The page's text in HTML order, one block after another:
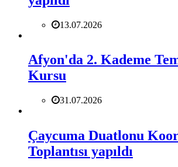
13.07.2026
Afyon'da 2. Kademe
Kursu
31.07.2026
Çaycuma Duatlonu
Toplantısı yapıldı